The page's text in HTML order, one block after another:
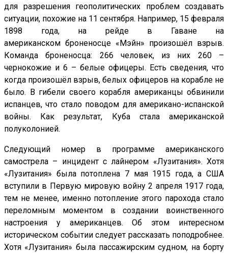
для разрешения геополитических проблем создавать
ситуации, похожие на 11 сентября. Например, 15 февраля
1898 года, на рейде в Гаване на
американском броненосце «Мэйн» произошёл взрыв.
Команда броненосца: 266 человек, из них 260 –
чернокожие и 6 – белые офицеры. Есть сведения, что
когда произошёл взрыв, белых офицеров на корабле не
было. В гибели своего корабля американцы обвинили
испанцев, что стало поводом для американо-испанской
войны. Как результат, Куба стала американской
полуколонией.
Следующий номер в программе американского
самострела – инцидент с лайнером «Лузитания». Хотя
«Лузитания» была потоплена 7 мая 1915 года, а США
вступили в Первую мировую войну 2 апреля 1917 года,
тем не менее, именно потопление этого парохода стало
переломным моментом в создании воинственного
настроения у американцев. Об этом интересном
историческом событии следует рассказать поподробнее.
Хотя «Лузитания» была пассажирским судном, на борту